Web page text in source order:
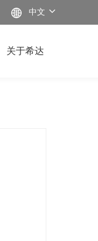
中文
关于希达